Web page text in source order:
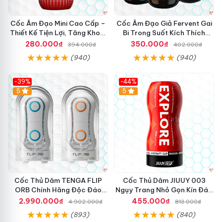
i
ế
g
ớ
m
n
i
.
1
2
r
u
n
g
A
D
n
h
ăn trộmđể giúp tạo kích thích lên đầu dương vật.
Nhờ chất liệu bên trong mềm nên khi đút sâu cậu nhỏ vào
bên trong không gây đau hay khó chịu nhanh nhất. Thay
Cốc Âm Đạo Mini Cao Cấp –
Thiết Kế Tiện Lợi, Tăng Khoái
Cảm
280.000₫ 394.000₫
(940)
Cốc Âm Đạo Giả Fervent Gai
Bi Trong Suốt Kích Thích
Mạnh
350.000₫ 402.000₫
(940)
-39%
Hot
5
Cốc Thủ Dâm TENGA FLIP
ORB Chính Hãng Độc Đáo
Hấp Dẫn
2.990.000₫ 4.902.000₫
(893)
-44%
Hot
5
Cốc Thủ Dâm JIUUY 003
Ngụy Trang Nhỏ Gọn Kín Đáo
Mua Ngay
455.000₫ 813.000₫
(840)